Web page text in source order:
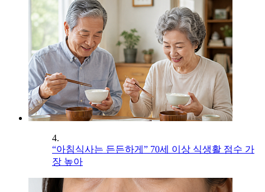
4.
“아침식사는 든든하게” 70세 이상 식생활 점수 가
장 높아